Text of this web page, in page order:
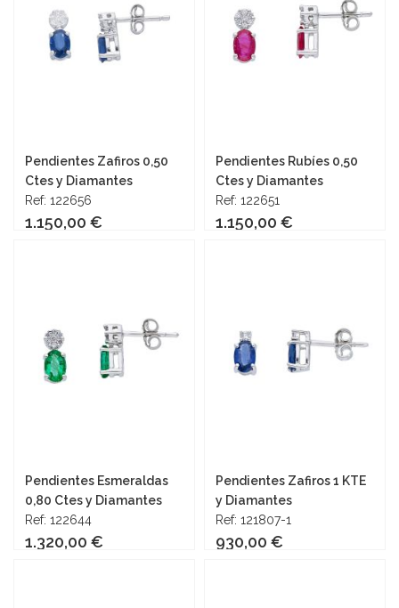
Pendientes Zafiros 0,50
Ctes y Diamantes
Ref: 122656
1.150,00 €
Pendientes Rubíes 0,50
Ctes y Diamantes
Ref: 122651
1.150,00 €
Pendientes Esmeraldas
0,80 Ctes y Diamantes
Ref: 122644
1.320,00 €
Pendientes Zafiros 1 KTE
y Diamantes
Ref: 121807-1
930,00 €